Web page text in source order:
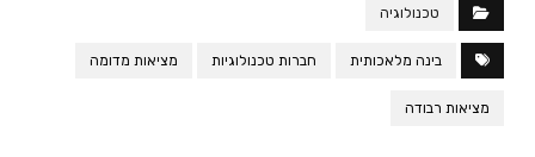
טכנולוגיה
בינה מלאכותית חברות טכנולוגיות מציאות מדומה
מציאות רבודה